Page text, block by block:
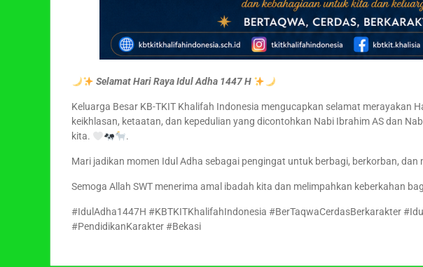
Selamat Hari Raya Idul Adha 1447 H
Keluarga Besar KB-TKIT Khalifah Indonesia mengucapkan selamat merayakan
keikhlasan, ketaatan, dan kepedulian yang dicontohkan Nabi Ibrahim AS dan
kita.
.
Mari jadikan momen Idul Adha sebagai pengingat untuk berbagi, berkorban,
Semoga Allah SWT menerima amal ibadah kita dan melimpahkan keberkahan
#IdulAdha1447H #KBTKITKhalifahIndonesia #BerTaqwaCerdasBerkarakter
#PendidikanKarakter #Bekasi